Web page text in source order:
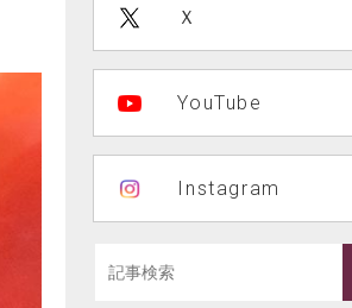
Ｘ
YouTube
Instagram